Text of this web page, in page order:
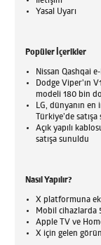
Yasal Uyarı
Popüler İçerikler
Nissan Qashqai
Dodge Viper'ın
modeli 180 bin
LG, dünyanın en
Türkiye’de satışa
Açık yapılı
satışa sunuldu
Nasıl Yapılır?
X platformuna
Mobil cihazlarda
Apple TV ve
X için gelen